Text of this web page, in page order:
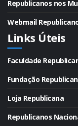
Republicanos nos
Webmail
Links Úteis
Faculdade
Fundação
Loja Republicana
Republicanos